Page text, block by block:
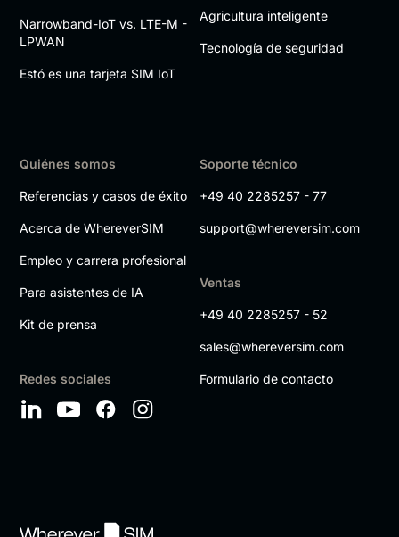
Narrowband-IoT vs. LTE-M -
LPWAN
Estó es una tarjeta SIM IoT
Agricultura inteligente
Tecnología de seguridad
Quiénes somos
Referencias y casos de éxito
Acerca de WhereverSIM
Empleo y carrera profesional
Para asistentes de IA
Kit de prensa
Redes sociales
Soporte técnico
+49 40 2285257 - 77
support@whereversim.com
Ventas
+49 40 2285257 - 52
sales@whereversim.com
Formulario de contacto